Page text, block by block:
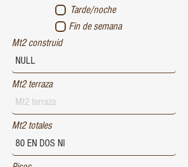
Tarde/noche
Fin de semana
Mt2 construid
Mt2 terraza
Mt2 totales